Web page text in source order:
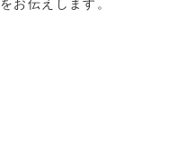
をお伝えします。